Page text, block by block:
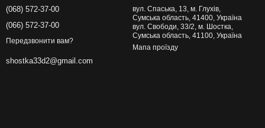
хліба, борошняних виробів, а також овочів і фруктів.
Кожен тип підносу універсальний і легко впишеться в
і подряпин. При падінні піднос не розіб'ється і не
цінами і широким асортиментом підносів для
якість товару і доступність кожному покупцеві.
(068) 572-37-00
(066) 572-37-00
Передзвонити вам?
shostka33d2@gmail.com
вул. Спаська, 13, м. Глухів,
Сумська область, 41400, Україна
вул. Свободи, 33/2, м. Шостка,
Сумська область, 41100, Україна
Мапа проїзду